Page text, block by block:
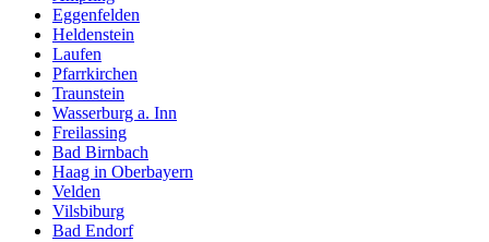
Eggenfelden
Heldenstein
Laufen
Pfarrkirchen
Traunstein
Wasserburg a. Inn
Freilassing
Bad Birnbach
Haag in Oberbayern
Velden
Vilsbiburg
Bad Endorf